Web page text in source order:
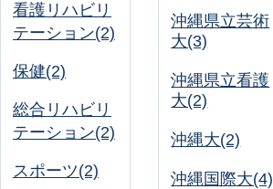
看護リハビリ
テーション(2)
保健(2)
総合リハビリ
テーション(2)
スポーツ(2)
沖縄県立芸術
大(3)
沖縄県立看護
大(2)
沖縄大(2)
沖縄国際大(4)